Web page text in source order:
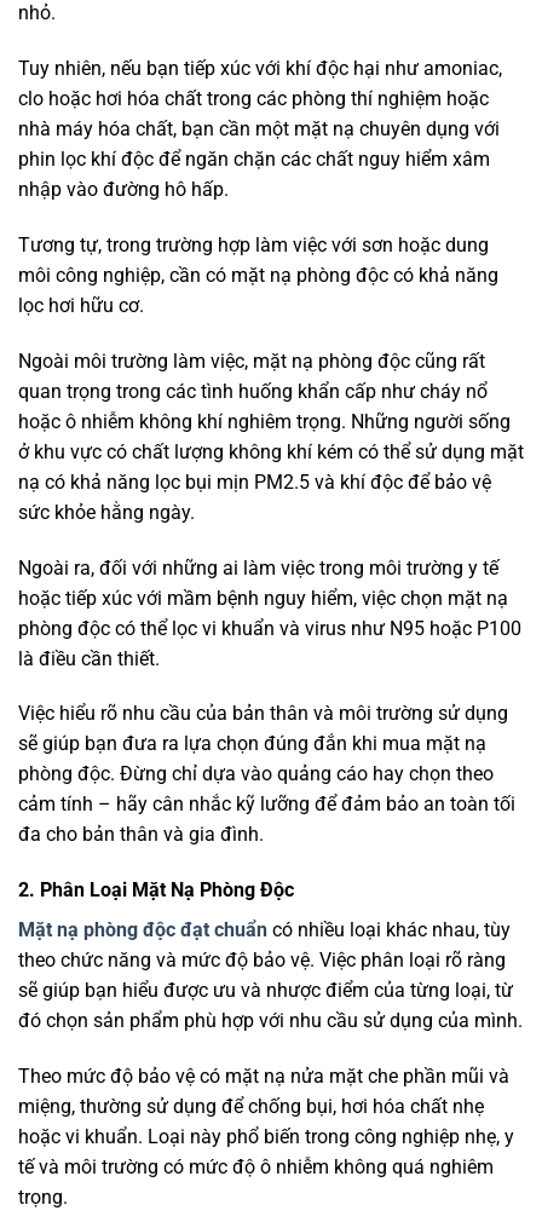
nhỏ.
Tuy nhiên, nếu bạn tiếp xúc với khí độc hại như amoniac,
clo hoặc hơi hóa chất trong các phòng thí nghiệm hoặc
nhà máy hóa chất, bạn cần một mặt nạ chuyên dụng với
phin lọc khí độc để ngăn chặn các chất nguy hiểm xâm
nhập vào đường hô hấp.
Tương tự, trong trường hợp làm việc với sơn hoặc dung
môi công nghiệp, cần có mặt nạ phòng độc có khả năng
lọc hơi hữu cơ.
Ngoài môi trường làm việc, mặt nạ phòng độc cũng rất
quan trọng trong các tình huống khẩn cấp như cháy nổ
hoặc ô nhiễm không khí nghiêm trọng. Những người sống
ở khu vực có chất lượng không khí kém có thể sử dụng mặt
nạ có khả năng lọc bụi mịn PM2.5 và khí độc để bảo vệ
sức khỏe hằng ngày.
Ngoài ra, đối với những ai làm việc trong môi trường y tế
hoặc tiếp xúc với mầm bệnh nguy hiểm, việc chọn mặt nạ
phòng độc có thể lọc vi khuẩn và virus như N95 hoặc P100
là điều cần thiết.
Việc hiểu rõ nhu cầu của bản thân và môi trường sử dụng
sẽ giúp bạn đưa ra lựa chọn đúng đắn khi mua mặt nạ
phòng độc. Đừng chỉ dựa vào quảng cáo hay chọn theo
cảm tính – hãy cân nhắc kỹ lưỡng để đảm bảo an toàn tối
đa cho bản thân và gia đình.
2. Phân Loại Mặt Nạ Phòng Độc
Mặt nạ phòng độc đạt chuẩn có nhiều loại khác nhau, tùy
theo chức năng và mức độ bảo vệ. Việc phân loại rõ ràng
sẽ giúp bạn hiểu được ưu và nhược điểm của từng loại, từ
đó chọn sản phẩm phù hợp với nhu cầu sử dụng của mình.
Theo mức độ bảo vệ có mặt nạ nửa mặt che phần mũi và
miệng, thường sử dụng để chống bụi, hơi hóa chất nhẹ
hoặc vi khuẩn. Loại này phổ biến trong công nghiệp nhẹ, y
tế và môi trường có mức độ ô nhiễm không quá nghiêm
trọng.